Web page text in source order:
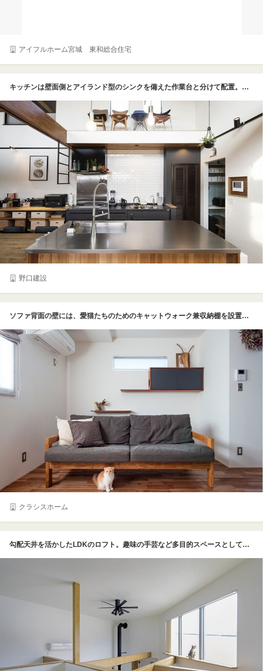
アイフルホーム宮城 東和総合住宅
キッチンは壁面側とアイランド型のシンクを備えた作業台と分けて配置。木材とステンレスで仕立てたオリジナルの作業台がカッコいい。また、壁側に設けたキャットウォークに上る梯子はさりげないインテリアにも
野口建設
ソファ背面の壁には、愛猫たちのためのキャットウォーク兼収納棚を設置。主張しすぎないさりげないデザインだ。グレーのボックス部分には丸い穴が開けられていて、愛猫が中に入って眠ることも。猫たちにとっても居心地のよい住まいになっている
クラシスホーム
勾配天井を活かしたLDKのロフト。趣味の手芸など多目的スペースとして活用している。梁はキャットウォークとして大活躍。